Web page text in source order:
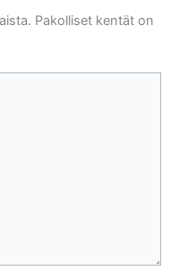
Pakolliset kentät on